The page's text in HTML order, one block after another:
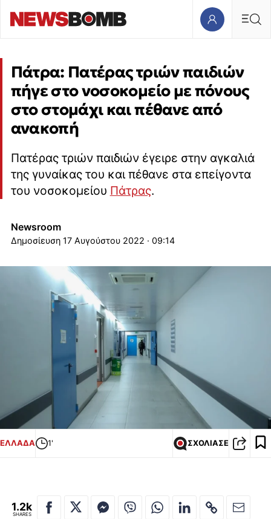
Πάτρα: Πατέρας τριών παιδιών
πήγε στο νοσοκομείο με πόνους
στο στομάχι και πέθανε από
ανακοπή
Πατέρας τριών παιδιών έγειρε στην αγκαλιά
της γυναίκας του και πέθανε στα επείγοντα
του νοσοκομείου Πάτρας.
Newsroom
17 Αυγούστου 2022 · 09:14
ΕΛΛΑΔΑ 1' ΣΧΟΛΙΑΣΕ
1.2k
SHARES